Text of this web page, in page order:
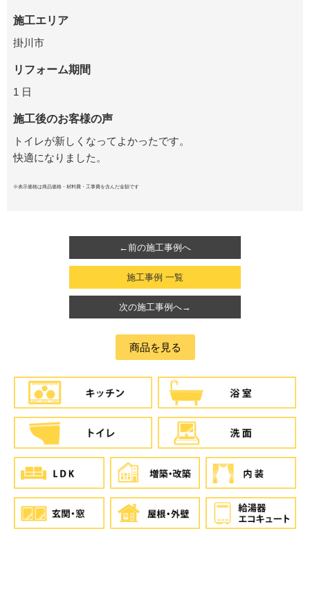
施工エリア
掛川市
リフォーム期間
1 日
施工後のお客様の声
トイレが新しくなってよかったです。
快適になりました。
※表示価格は商品価格・材料費・工事費を含んだ金額です
←前の施工事例へ
施工事例 一覧
次の施工事例へ→
商品を見る